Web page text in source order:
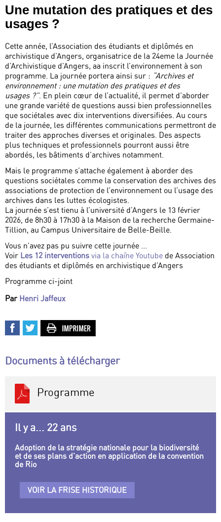
Une mutation des pratiques et des
usages ?
Cette année, l’Association des étudiants et diplômés en
archivistique d’Angers, organisatrice de la 24eme la Journée
d’Archivistique d’Angers, aa inscrit l’environnement à son
programme. La journée portera ainsi sur : “Archives et
environnement : une mutation des pratiques et des
usages ?”. En plein cœur de l’actualité, il permet d’aborder
une grande variété de questions aussi bien professionnelles
que sociétales avec dix interventions diversifiées. Au cours
de la journée, les différentes communications permettront de
traiter des approches diverses et originales. Des aspects
plus techniques et professionnels pourront aussi être
abordés, les bâtiments d’archives notamment.
Mais le programme s’attache également à aborder des
questions sociétales comme la conservation des archives des
associations de protection de l’environnement ou l’usage des
archives dans les luttes écologistes.
La journée s’est tienu à l’université d’Angers le 13 février
2026, de 8h30 à 17h30 à la Maison de la recherche Germaine-
Tillion, au Campus Universitaire de Belle-Beille.
Vous n’avez pas pu suivre cette journée ...
Voir Les 12 interventions via la chaîne Youtube de Association
des étudiants et diplômés en archivistique d’Angers
Programme ci-joint
Par Henri Jaffeux
Documents à télécharger
Programme
Il y a... 22 ans
Adoption de la stratégie nationale pour la biodiversité
et de ses plans d’action en application de la convention
de Rio
VOIR LA FRISE HISTORIQUE